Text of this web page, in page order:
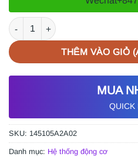
BÚA TĂNG CAM XE HONDA
THÊM VÀO GIỎ
MUA
QUICK
SKU: 145105A2A02
Danh mục: Hệ thống động cơ